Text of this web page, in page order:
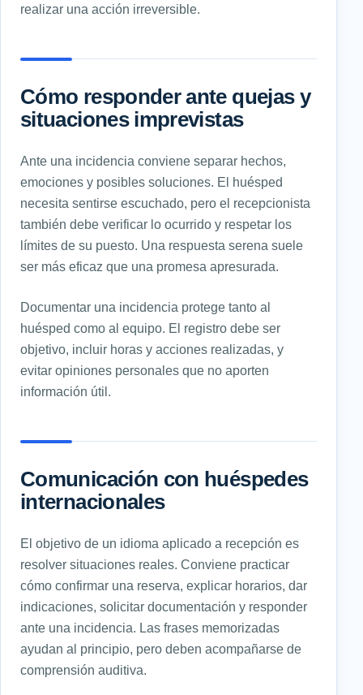
realizar una acción irreversible.
Cómo responder ante quejas y
situaciones imprevistas
Ante una incidencia conviene separar hechos,
emociones y posibles soluciones. El huésped
necesita sentirse escuchado, pero el recepcionista
también debe verificar lo ocurrido y respetar los
límites de su puesto. Una respuesta serena suele
ser más eficaz que una promesa apresurada.
Documentar una incidencia protege tanto al
huésped como al equipo. El registro debe ser
objetivo, incluir horas y acciones realizadas, y
evitar opiniones personales que no aporten
información útil.
Comunicación con huéspedes
internacionales
El objetivo de un idioma aplicado a recepción es
resolver situaciones reales. Conviene practicar
cómo confirmar una reserva, explicar horarios, dar
indicaciones, solicitar documentación y responder
ante una incidencia. Las frases memorizadas
ayudan al principio, pero deben acompañarse de
comprensión auditiva.